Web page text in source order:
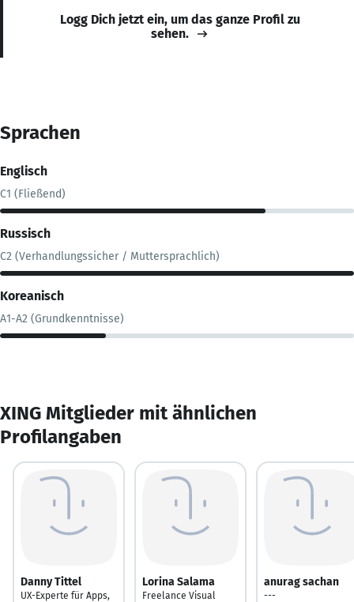
Logg Dich jetzt ein, um das ganze Profil zu
sehen.
Sprachen
Englisch
C1 (Fließend)
Russisch
C2 (Verhandlungssicher / Muttersprachlich)
Koreanisch
A1-A2 (Grundkenntnisse)
XING Mitglieder mit ähnlichen
Profilangaben
Danny Tittel
UX-Experte für Apps,
Lorina Salama
Freelance Visual
anurag sachan
---